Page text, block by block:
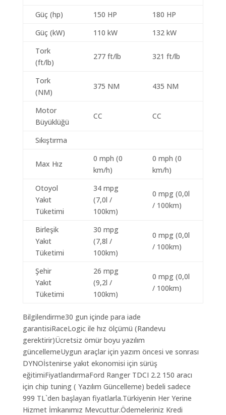
Güç (hp) 150 HP
180 HP
Güç (kW)
110 kW
132 kW
Tork
(ft/lb)
277 ft/lb 321 ft/lb
Tork
(NM)
375 NM 435 NM
Motor
Büyüklüğü
CC CC
Sıkıştırma
Max Hız
0 mph (0
km/h)
0 mph (0
km/h)
Otoyol
Yakıt
Tüketimi
34 mpg
(7,0l /
100km)
0 mpg (0,0l
/ 100km)
Birleşik
Yakıt
Tüketimi
30 mpg
(7,8l /
100km)
0 mpg (0,0l
/ 100km)
Şehir
Yakıt
Tüketimi
26 mpg
(9,2l /
100km)
0 mpg (0,0l
/ 100km)
Bilgilendirme30 gun içinde para iade
garantisiRaceLogic ile hız ölçümü (Randevu
gerektirir)Ücretsiz ömür boyu yazılım
güncellemeUygun araçlar için yazım öncesi ve sonrası
DYNOİstenirse yakıt ekonomisi için sürüş
eğitimiFiyatlandırmaFord Ranger TDCI 2.2 150 aracı
için chip tuning ( Yazılım Güncelleme) bedeli sadece
999 TL`den başlayan fiyatlarla.Türkiyenin Her Yerine
Hizmet İmkanımız Mevcuttur.Ödemeleriniz Kredi